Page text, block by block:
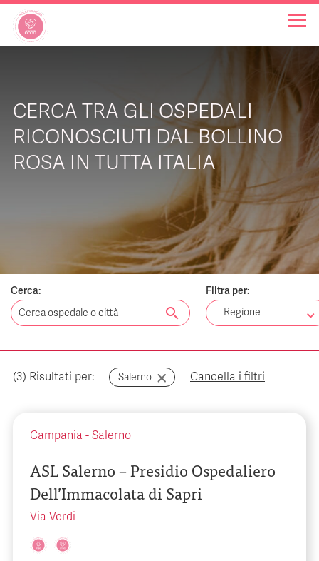
INIZIATIVE
NOTIZIE
CHI SIAMO
CERCA TRA GLI OSPEDALI
RICONOSCIUTI DAL BOLLINO
ROSA IN TUTTA ITALIA
Cerca:
search
Filtra per:
Regione
(3) Risultati per: Salerno Cancella i filtri
Campania - Salerno
ASL Salerno – Presidio Ospedaliero
Dell’Immacolata di Sapri
Via Verdi